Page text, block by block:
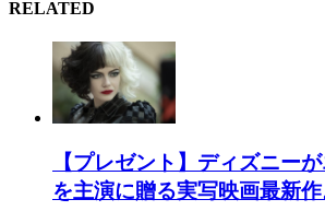
RELATED
【プレゼント】ディズニー
を主演に贈る実写映画最新